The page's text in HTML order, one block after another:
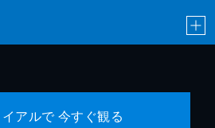
アルで 今すぐ観る